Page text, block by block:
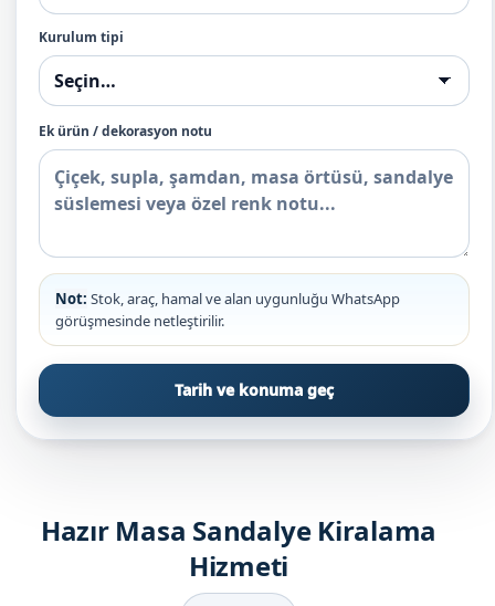
Kurulum tipi
Ek ürün / dekorasyon notu
Not: Stok, araç, hamal ve alan uygunluğu WhatsApp
görüşmesinde netleştirilir.
Tarih ve konuma geç
Hazır Masa Sandalye Kiralama
Hizmeti